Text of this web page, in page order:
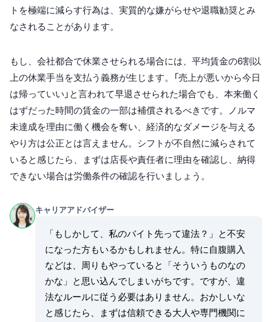
トを極端に減らす行為は、実質的な嫌がらせや退職勧奨とみ
なされることがあります。
もし、会社都合で休業させられる場合には、平均賃金の6割以
上の休業手当を支払う義務が生じます。「売上が悪いから今日
は帰っていい」と言われて早退させられた場合でも、本来働く
はずだった時間の賃金の一部は補償されるべきです。ノルマ
未達成を理由に働く機会を奪い、経済的なダメージを与える
やり方は公正とは言えません。シフトが不自然に減らされて
いると感じたら、まずは店長や責任者に理由を確認し、納得
できない場合は労働条件の確認を行いましょう。
キャリアアドバイザー
「もしかして、私のバイト先って違法？」と不安
になった方もいるかもしれません。特に自腹購入
などは、周りもやっていると「そういうものなの
かな」と思い込んでしまいがちです。ですが、違
法なルールに従う必要はありません。おかしいな
と感じたら、まずは信頼できる大人や専門機関に